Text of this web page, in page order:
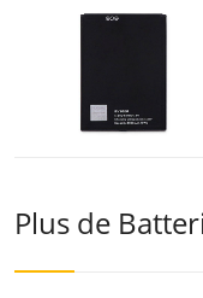
Plus de